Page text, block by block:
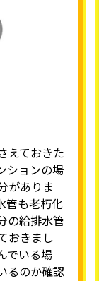
えておきた
ションの場
がありま
管も老朽化
の給排水管
おきまし
でいる場
るのか確認